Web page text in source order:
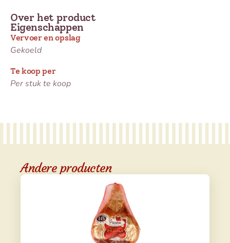
Eigenschappen
Vervoer en opslag
Gekoeld
Te koop per
Per stuk te koop
Over het product
Andere producten